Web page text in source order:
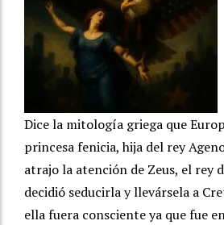
Dice la mitología griega que
princesa fenicia, hija del rey
atrajo la atención de Zeus, el rey
decidió seducirla y llevársela a
ella fuera consciente ya que fue